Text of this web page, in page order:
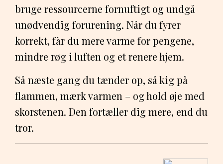
bruge ressourcerne fornuftigt og undgå
unødvendig forurening. Når du fyrer
korrekt, får du mere varme for pengene,
mindre røg i luften og et renere hjem.
Så næste gang du tænder op, så kig på
flammen, mærk varmen – og hold øje med
skorstenen. Den fortæller dig mere, end du
tror.